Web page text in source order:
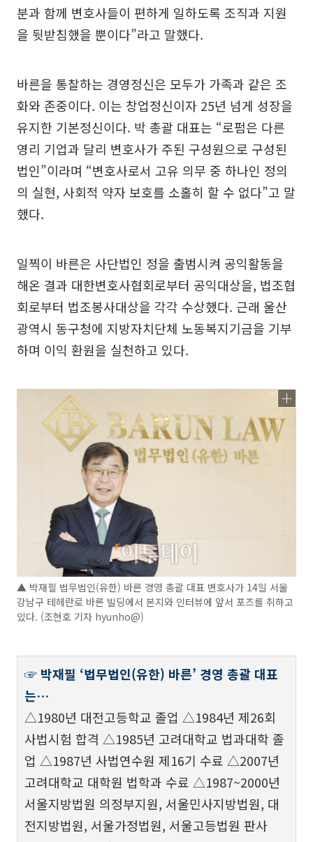
분과 함께 변호사들이 편하게 일하도록 조직과 지원
을 뒷받침했을 뿐이다”라고 말했다.
바른을 통찰하는 경영정신은 모두가 가족과 같은 조
화와 존중이다. 이는 창업정신이자 25년 넘게 성장을
유지한 기본정신이다. 박 총괄 대표는 “로펌은 다른
영리 기업과 달리 변호사가 주된 구성원으로 구성된
법인”이라며 “변호사로서 고유 의무 중 하나인 정의
의 실현, 사회적 약자 보호를 소홀히 할 수 없다”고 말
했다.
일찍이 바른은 사단법인 정을 출범시켜 공익활동을
해온 결과 대한변호사협회로부터 공익대상을, 법조협
회로부터 법조봉사대상을 각각 수상했다. 근래 울산
광역시 동구청에 지방자치단체 노동복지기금을 기부
하며 이익 환원을 실천하고 있다.
▲ 박재필 법무법인(유한) 바른 경영 총괄 대표 변호사가 14일 서울
강남구 테헤란로 바른 빌딩에서 본지와 인터뷰에 앞서 포즈를 취하고
있다. (조현호 기자 hyunho@)
☞ 박재필 ‘법무법인(유한) 바른’ 경영 총괄 대표
는…
△1980년 대전고등학교 졸업 △1984년 제26회
사법시험 합격 △1985년 고려대학교 법과대학 졸
업 △1987년 사법연수원 제16기 수료 △2007년
고려대학교 대학원 법학과 수료 △1987~2000년
서울지방법원 의정부지원, 서울민사지방법원, 대
전지방법원, 서울가정법원, 서울고등법원 판사